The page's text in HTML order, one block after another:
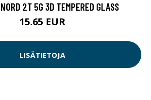
2T 5G 3D TEMPERED GLASS
15.65 EUR
LISÄTIETOJA